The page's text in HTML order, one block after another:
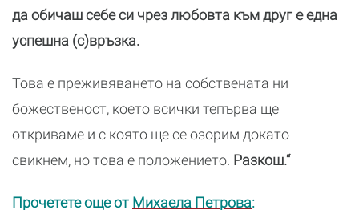
да обичаш себе си чрез любовта към друг е една
успешна (с)връзка.
Това е преживяването на собствената ни
божественост, което всички тепърва ще
откриваме и с която ще се озорим докато
свикнем, но това е положението. Разкош.“
Прочетете още от Михаела Петрова: